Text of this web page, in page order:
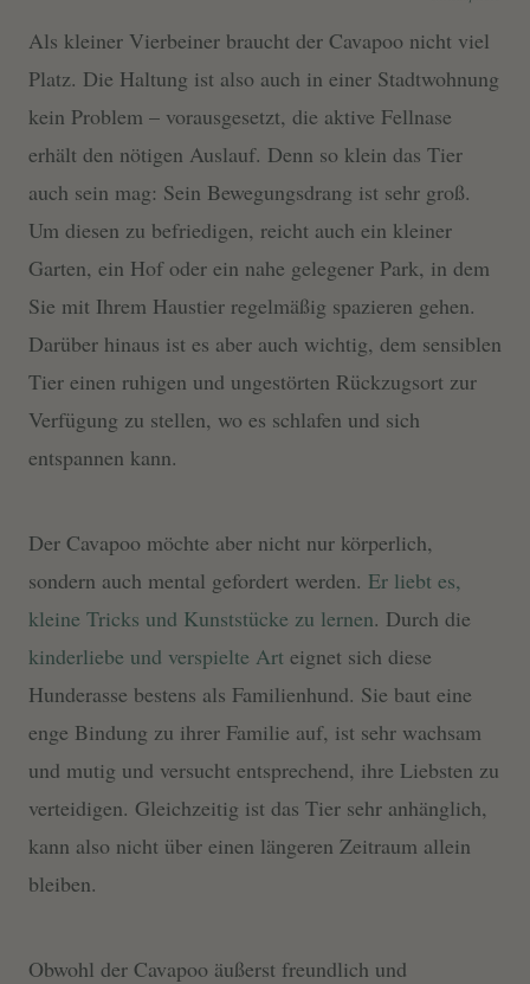
Als kleiner Vierbeiner braucht der Cavapoo nicht viel
Platz. Die Haltung ist also auch in einer Stadtwohnung
kein Problem – vorausgesetzt, die aktive Fellnase
erhält den nötigen Auslauf. Denn so klein das Tier
auch sein mag: Sein Bewegungsdrang ist sehr groß.
Um diesen zu befriedigen, reicht auch ein kleiner
Garten, ein Hof oder ein nahe gelegener Park, in dem
Sie mit Ihrem Haustier regelmäßig spazieren gehen.
Darüber hinaus ist es aber auch wichtig, dem sensiblen
Tier einen ruhigen und ungestörten Rückzugsort zur
Verfügung zu stellen, wo es schlafen und sich
entspannen kann.
Der Cavapoo möchte aber nicht nur körperlich,
sondern auch mental gefordert werden. Er liebt es,
kleine Tricks und Kunststücke zu lernen. Durch die
kinderliebe und verspielte Art eignet sich diese
Hunderasse bestens als Familienhund. Sie baut eine
enge Bindung zu ihrer Familie auf, ist sehr wachsam
und mutig und versucht entsprechend, ihre Liebsten zu
verteidigen. Gleichzeitig ist das Tier sehr anhänglich,
kann also nicht über einen längeren Zeitraum allein
bleiben.
Obwohl der Cavapoo äußerst freundlich und